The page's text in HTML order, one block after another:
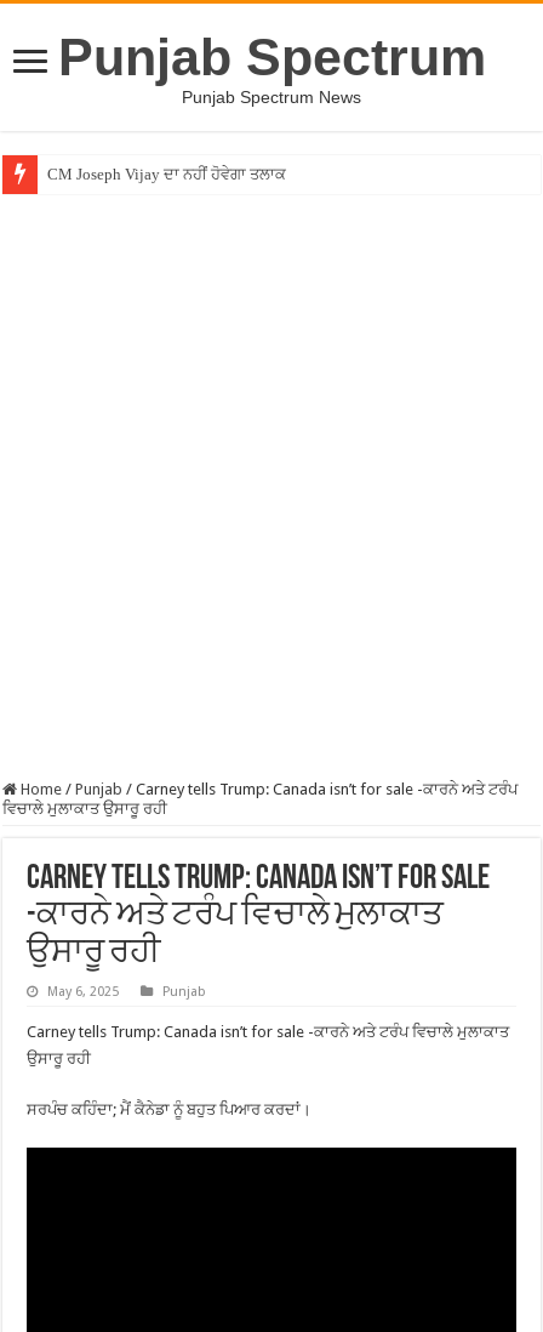
Punjab Spectrum
Punjab Spectrum News
CM Joseph Vijay ਦਾ ਨਹੀਂ ਹੋਵੇਗਾ ਤਲਾਕ
Entertainment News – ਕਮੇਡੀਅਨ ਚੰਦਨ ਪ੍ਰਭਾਕਰ ਦਾ ਖੁਲਾਸਾ ! ”ਲਾਫਟਰ ਚੈਲੇਂਜ”
Home / Punjab / Carney tells Trump: Canada isn’t for sale -ਕਾਰਨੇ ਅਤੇ ਟਰੰਪ
ਵਿਚਾਲੇ ਮੁਲਾਕਾਤ ਉਸਾਰੂ ਰਹੀ
Carney tells Trump: Canada isn’t for sale
-ਕਾਰਨੇ ਅਤੇ ਟਰੰਪ ਵਿਚਾਲੇ ਮੁਲਾਕਾਤ
ਉਸਾਰੂ ਰਹੀ
May 6, 2025 Punjab
Carney tells Trump: Canada isn’t for sale -ਕਾਰਨੇ ਅਤੇ ਟਰੰਪ ਵਿਚਾਲੇ ਮੁਲਾਕਾਤ
ਉਸਾਰੂ ਰਹੀ
ਸਰਪੰਚ ਕਹਿੰਦਾ; ਮੈਂ ਕੈਨੇਡਾ ਨੂੰ ਬਹੁਤ ਪਿਆਰ ਕਰਦਾਂ।